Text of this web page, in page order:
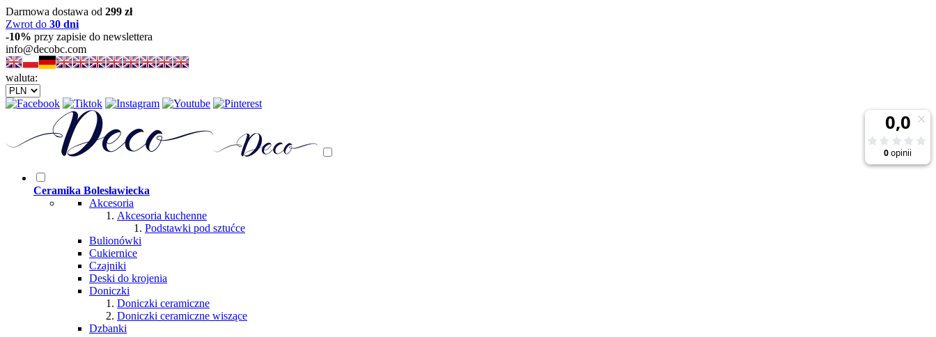
Darmowa dostawa od 299 zł
Zwrot do 30 dni
-10% przy zapisie do newslettera
info@decobc.com
waluta:
Ceramika Bolesławiecka
Akcesoria
Akcesoria kuchenne
Podstawki pod sztućce
Bulionówki
Cukiernice
Czajniki
Deski do krojenia
Doniczki
Doniczki ceramiczne
Doniczki ceramiczne wiszące
Dzbanki